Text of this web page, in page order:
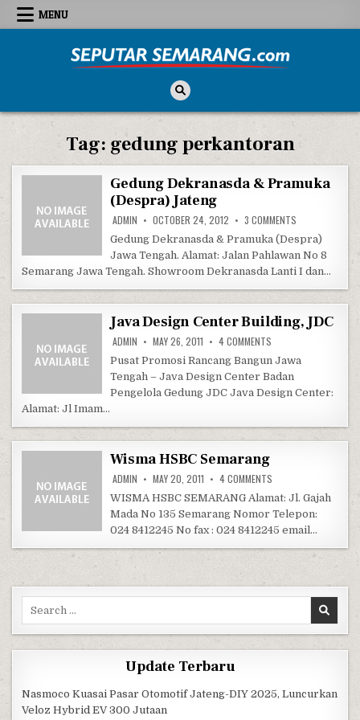
Skip to content
MENU
Tag: gedung perkantoran
Gedung Dekranasda & Pramuka
(Despra) Jateng
ADMIN OCTOBER 24, 2012 3 COMMENTS
Gedung Dekranasda & Pramuka (Despra)
Jawa Tengah. Alamat: Jalan Pahlawan No 8
Semarang Jawa Tengah. Showroom Dekranasda Lanti I dan…
Java Design Center Building, JDC
ADMIN MAY 26, 2011 4 COMMENTS
Pusat Promosi Rancang Bangun Jawa
Tengah – Java Design Center Badan
Pengelola Gedung JDC Java Design Center:
Alamat: Jl Imam…
Wisma HSBC Semarang
ADMIN MAY 20, 2011 4 COMMENTS
WISMA HSBC SEMARANG Alamat: Jl. Gajah
Mada No 135 Semarang Nomor Telepon:
024 8412245 No fax : 024 8412245 email…
Search for:
Update Terbaru
Nasmoco Kuasai Pasar Otomotif Jateng-DIY 2025, Luncurkan
Veloz Hybrid EV 300 Jutaan